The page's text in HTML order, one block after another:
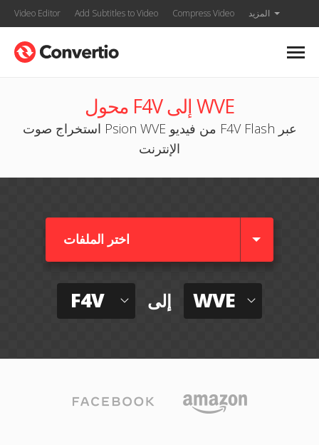
Video Editor Add Subtitles to Video Compress Video المزيد
محول F4V إلى WVE
استخراج صوت Psion WVE من فيديو F4V Flash عبر
الإنترنت
اختر الملفات
F4V إلى WVE